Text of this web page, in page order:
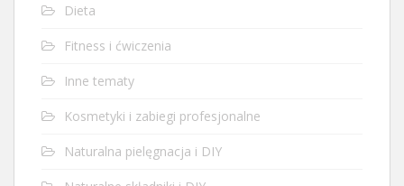
Dieta
Fitness i ćwiczenia
Inne tematy
Kosmetyki i zabiegi profesjonalne
Naturalna pielęgnacja i DIY